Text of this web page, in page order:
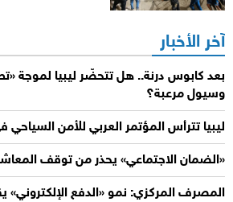
آخر الأخبار
بعد كابوس درنة.. هل تتحضّر ليبيا لموجة
وسيول مرعبة؟
ليبيا تترأس المؤتمر العربي للأمن
«الضمان الاجتماعي» يحذر من توقف
المصرف المركزي: نمو «الدفع الإلكتروني»